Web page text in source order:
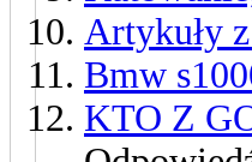
Artykuły
Bmw
KTO Z